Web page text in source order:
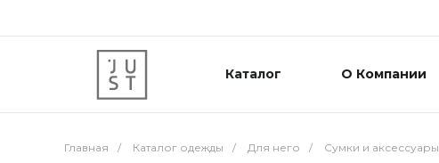
Каталог О Компании
Главная / Каталог одежды / Для него / Сумки и аксессуары